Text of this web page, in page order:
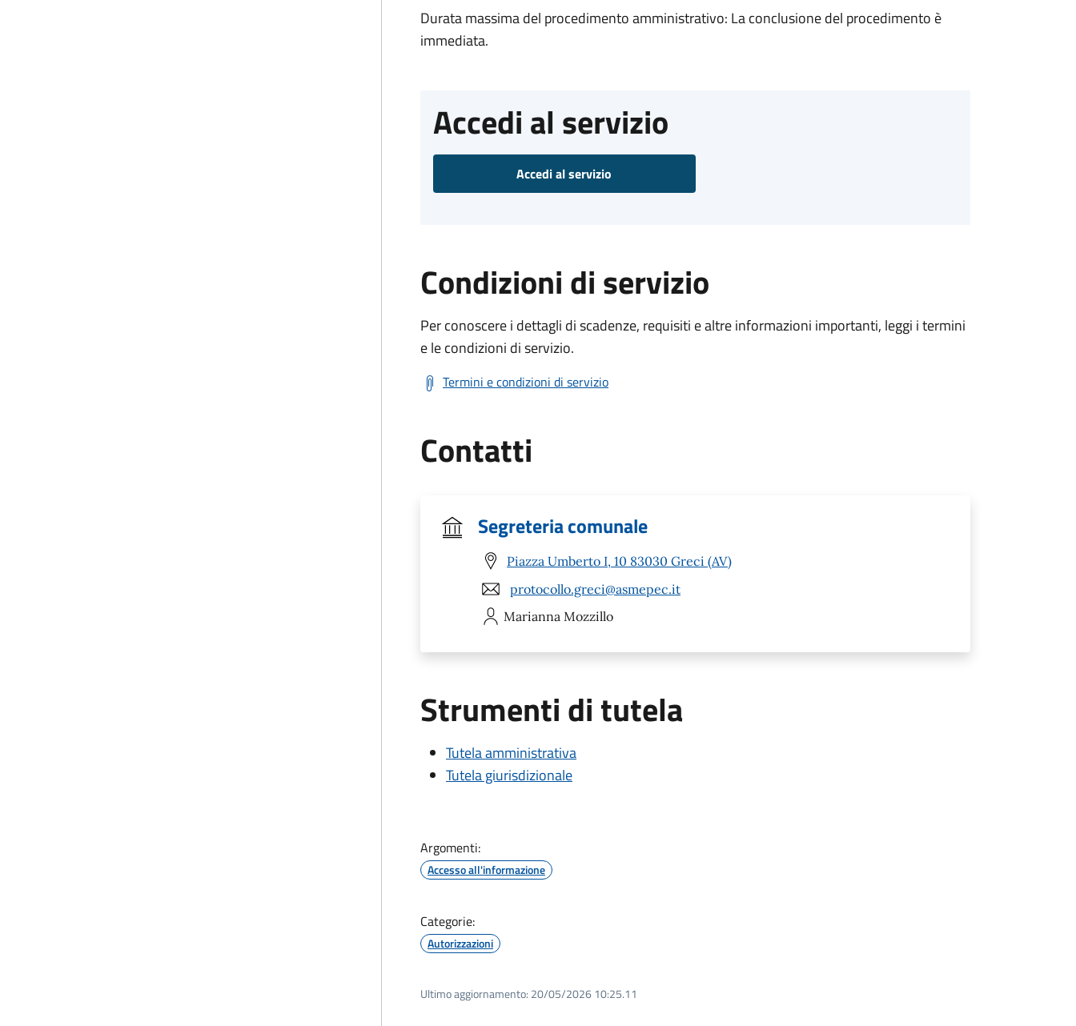
Durata massima del procedimento amministrativo: La conclusione del procedimento è
immediata.
Accedi al servizio
Accedi al servizio
Condizioni di servizio
Per conoscere i dettagli di scadenze, requisiti e altre informazioni importanti, leggi i termini
e le condizioni di servizio.
Termini e condizioni di servizio
Contatti
Segreteria comunale
Piazza Umberto I, 10 83030 Greci (AV)
protocollo.greci@asmepec.it
Marianna Mozzillo
Strumenti di tutela
Tutela amministrativa
Tutela giurisdizionale
Argomenti:
Accesso all'informazione
Categorie:
Autorizzazioni
Ultimo aggiornamento: 20/05/2026 10:25.11